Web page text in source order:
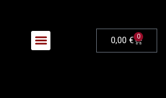
0,00 € 0